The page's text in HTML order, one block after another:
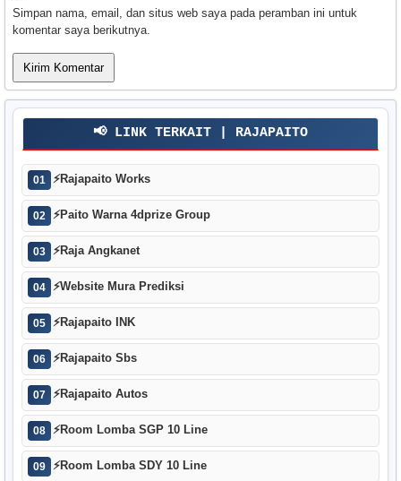
Simpan nama, email, dan situs web saya pada peramban ini untuk
komentar saya berikutnya.
📢 LINK TERKAIT | RAJAPAITO
01 ⚡Rajapaito Works
02 ⚡Paito Warna 4dprize Group
03 ⚡Raja Angkanet
04 ⚡Website Mura Prediksi
05 ⚡Rajapaito INK
06 ⚡Rajapaito Sbs
07 ⚡Rajapaito Autos
08 ⚡Room Lomba SGP 10 Line
09 ⚡Room Lomba SDY 10 Line